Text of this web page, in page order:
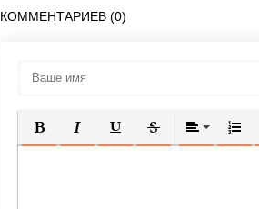
КОММЕНТАРИЕВ (0)
ПОЛУЖИРНЫЙ
КУРСИВПОДЧЕРКНУТЫЙ
ЗАЧЕРКНУТЫЙ